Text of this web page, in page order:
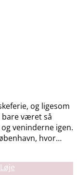
og ligesom
bare været så
veninderne igen.
hvor…